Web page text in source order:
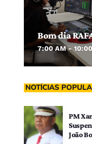
Bom dia
7:00 AM -
NOTÍCIAS
PM
João